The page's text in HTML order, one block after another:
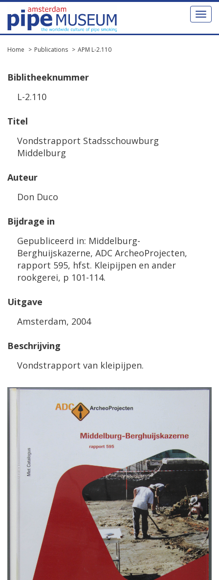
Toggle
Home Publications APM L-2.110
Biblitheeknummer
L-2.110
Titel
Vondstrapport Stadsschouwburg
Middelburg
Auteur
Don Duco
Bijdrage in
Gepubliceerd in: Middelburg-
Berghuijskazerne, ADC ArcheoProjecten,
rapport 595, hfst. Kleipijpen en ander
rookgerei, p 101-114.
Uitgave
Amsterdam, 2004
Beschrijving
Vondstrapport van kleipijpen.